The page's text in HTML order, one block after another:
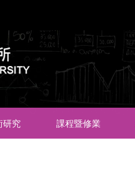
研究 課程暨修業